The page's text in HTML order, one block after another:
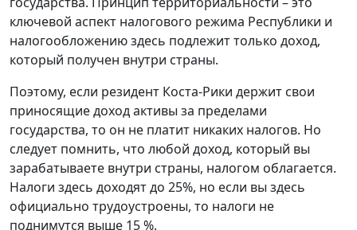
ключевой аспект налогового режима Республики и
налогообложению здесь подлежит только доход,
который получен внутри страны.
Поэтому, если резидент Коста-Рики держит свои
приносящие доход активы за пределами
государства, то он не платит никаких налогов. Но
следует помнить, что любой доход, который вы
зарабатываете внутри страны, налогом облагается.
Налоги здесь доходят до 25%, но если вы здесь
официально трудоустроены, то налоги не
поднимутся выше 15 %.